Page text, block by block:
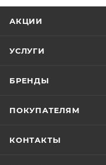
АКЦИИ
УСЛУГИ
БРЕНДЫ
ПОКУПАТЕЛЯМ
КОНТАКТЫ